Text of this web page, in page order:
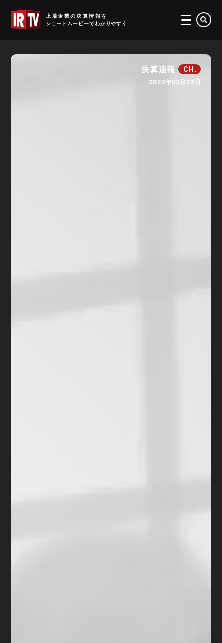
上場企業の決算情報を
ショートムービーでわかりやすく
決算速報 CH.
2023年03月23日